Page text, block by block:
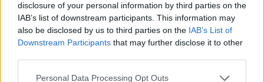
disclosure of your personal information by third parties on the
IAB’s list of downstream participants. This information may
also be disclosed by us to third parties on the IAB’s List of
Downstream Participants that may further disclose it to other
Personal Data Processing Opt Outs